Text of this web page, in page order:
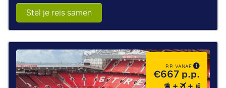
Stel je reis samen
P.P. VANAF
€667 p.p.